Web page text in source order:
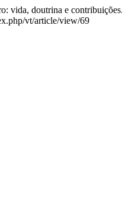
vida, doutrina e
vt/article/view/69